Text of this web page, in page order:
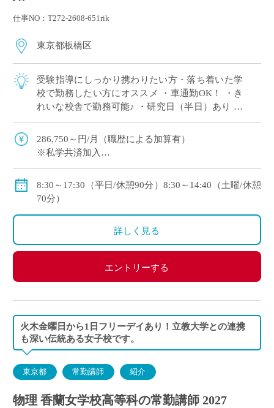
仕事NO：T272-2608-651rik
東京都板橋区
受験指導にしっかり携わりたい方・落ち着いた学
校で勤務したい方にオススメ ・車通勤OK！ ・き
れいな校舎で勤務可能♪ ・研究日（半日）あり ・
入れています
286,750～円/月（職歴による加算有）
※私学共済加入
8:30～17:30（平日/休憩90分）8:30～14:40（土曜/休憩
70分）
詳しく見る
エントリーする
火木金曜日から1日フリーデイあり！立教大学との連携
も深い伝統ある女子校です。
東京都 常勤講師 紹介
物理 香蘭女学校高等科の常勤講師 2027